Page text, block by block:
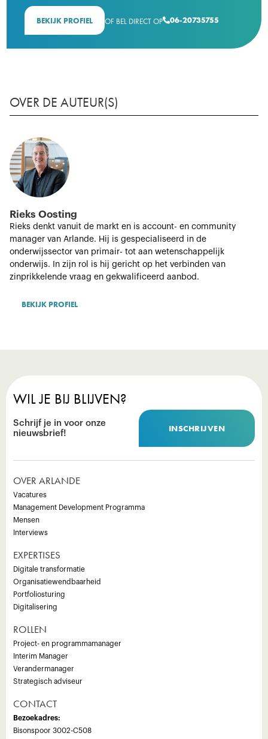
BEKIJK PROFIEL OF BEL DIRECT OP06-20735755
OVER DE AUTEUR(S)
Rieks Oosting
Rieks denkt vanuit de markt en is account- en community
manager van Arlande. Hij is gespecialiseerd in de
onderwijssector van primair- tot aan wetenschappelijk
onderwijs. In zijn rol is hij gericht op het verbinden van
zinprikkelende vraag en gekwalificeerd aanbod.
BEKIJK PROFIEL
WIL JE BIJ BLIJVEN?
Schrijf je in voor onze
nieuwsbrief!
INSCHRIJVEN
OVER ARLANDE
Vacatures
Management Development Programma
Mensen
Interviews
EXPERTISES
Digitale transformatie
Organisatiewendbaarheid
Portfoliosturing
Digitalisering
ROLLEN
Project- en programmamanager
Interim Manager
Verandermanager
Strategisch adviseur
CONTACT
Bezoekadres:
Bisonspoor 3002-C508